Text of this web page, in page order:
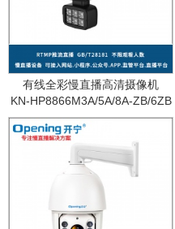
有线全彩慢直播高清摄像机
KN-HP8866M3A/5A/8A-ZB/6ZB